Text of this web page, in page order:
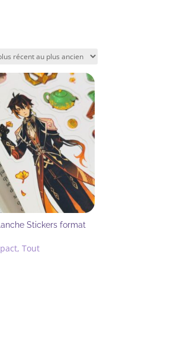
Stickers format
Tout